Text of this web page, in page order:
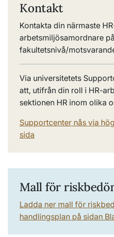
Kontakt
Kontakta din närmaste
arbetsmiljösamordnare på
fakultetsnivå/
Via universitetets
att, utifrån din roll i HR-
sektionen HR inom olika
Supportcenter nås via
sida
Mall för
Ladda ner mall för
handlingsplan på sidan